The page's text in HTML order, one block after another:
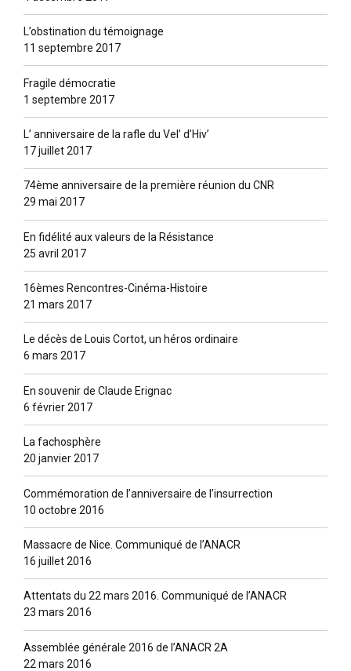
L’obstination du témoignage
11 septembre 2017
Fragile démocratie
1 septembre 2017
L’ anniversaire de la rafle du Vel’ d’Hiv’
17 juillet 2017
74ème anniversaire de la première réunion du CNR
29 mai 2017
En fidélité aux valeurs de la Résistance
25 avril 2017
16èmes Rencontres-Cinéma-Histoire
21 mars 2017
Le décès de Louis Cortot, un héros ordinaire
6 mars 2017
En souvenir de Claude Erignac
6 février 2017
La fachosphère
20 janvier 2017
Commémoration de l’anniversaire de l’insurrection
10 octobre 2016
Massacre de Nice. Communiqué de l’ANACR
16 juillet 2016
Attentats du 22 mars 2016. Communiqué de l’ANACR
23 mars 2016
Assemblée générale 2016 de l’ANACR 2A
22 mars 2016